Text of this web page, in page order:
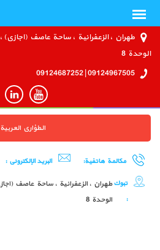
الوحدة 8
09124967505 | 09124687252
الطؤاري العربية
مكالمة هاتفية: البريد الإلكتروني :
تبوك
:
الوحدة 8